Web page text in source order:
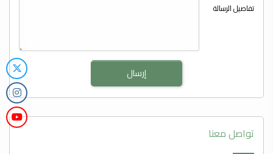
تفاصيل الرسالة
تواصل معنا